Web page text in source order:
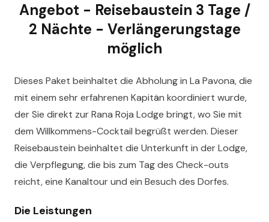
Angebot - Reisebaustein 3 Tage /
2 Nächte - Verlängerungstage
möglich
Dieses Paket beinhaltet die Abholung in La Pavona, die
mit einem sehr erfahrenen Kapitän koordiniert wurde,
der Sie direkt zur Rana Roja Lodge bringt, wo Sie mit
dem Willkommens-Cocktail begrüßt werden. Dieser
Reisebaustein beinhaltet die Unterkunft in der Lodge,
die Verpflegung, die bis zum Tag des Check-outs
reicht, eine Kanaltour und ein Besuch des Dorfes.
Die Leistungen